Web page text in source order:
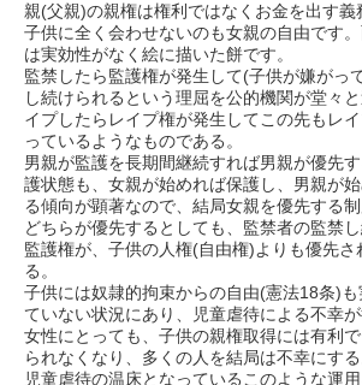
親(父親)の親権は権利ではなくお金を出す義
子供に全く会わせないのも女親の自由です
は実効性がなく絵に描いた餅です。
監禁したら監護権が発生して(子供が嫌がっ
し続けられるという理屈を公的機関が堂々
イプしたらレイプ権が発生してこの先もレ
っているようなものである。
男親が監護を長期間継続すれば男親が優先
護状態も、女親が始めれば保護し、男親が
る傾向が顕著なので、結局女親を優先する制
どちらが優先するとしても、監禁者の監禁
監護権が、子供の人権(自由権)よりも優先さ
る。
子供には奴隷的拘束からの自由(憲法18条)
ていない状況にあり、児童虐待による不幸が
女性にとっても、子供の親権取得には有利
られなくなり、多くの人を結局は不幸にする
児童虐待の温床となっているこのような運